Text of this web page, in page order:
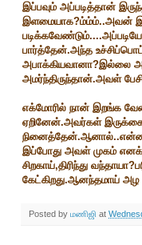
இப்பவும் அப்படித்தான்
இளமையாக?ம்ம்ம்..அவன்
பார்த்தேன்.அந்த
அபாக்கியவானா?இல்லை
அமர்ந்திருந்தான்.அவள்
எக்மோரில் நான் இறங்க
ஏறினேன்.அவர்கள்
இப்போது அவள் முகம் எனக்கு
சிறகாய்,திரிந்து
கேட்கிறது.ஆனந்தமாய் அழ
Posted by மணிஜி at